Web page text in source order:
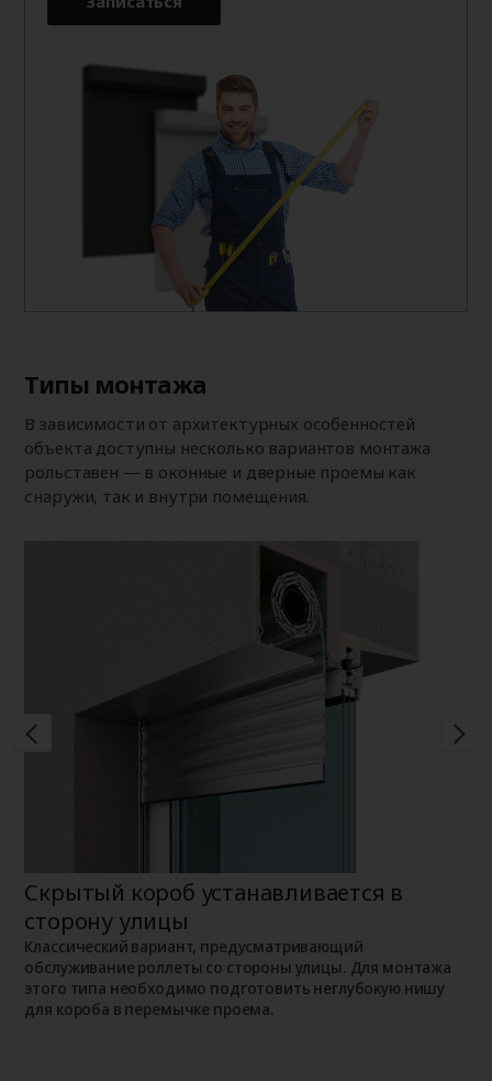
Типы монтажа
В зависимости от архитектурных особенностей
объекта доступны несколько вариантов монтажа
рольставен — в оконные и дверные проемы как
снаружи, так и внутри помещения.
Скрытый короб устанавливается в
сторону улицы
Классический вариант, предусматривающий
обслуживание роллеты со стороны улицы. Для монтажа
этого типа необходимо подготовить неглубокую нишу
для короба в перемычке проема.